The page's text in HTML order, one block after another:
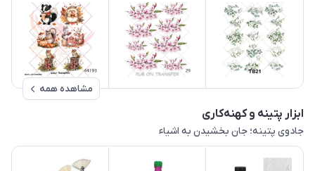
مشاهده همه
ابزار پتینه و کهنه‌کاری
جادوی پتینه؛ جان بخشیدن به اشیاء